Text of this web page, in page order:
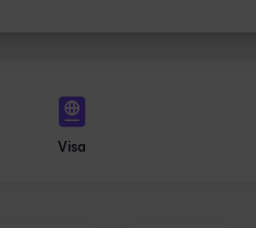
Visa